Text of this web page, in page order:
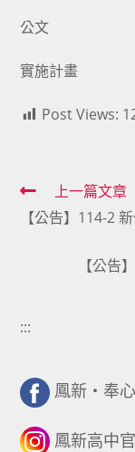
公文
實施計畫
Post Views:
Read
more
上一篇文章
【公告】114-2
【公告
:::
鳳新・奉
鳳新高中